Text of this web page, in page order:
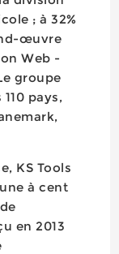
; à 32%
œuvre
Web -
groupe
pays,
KS Tools
à cent
en 2013